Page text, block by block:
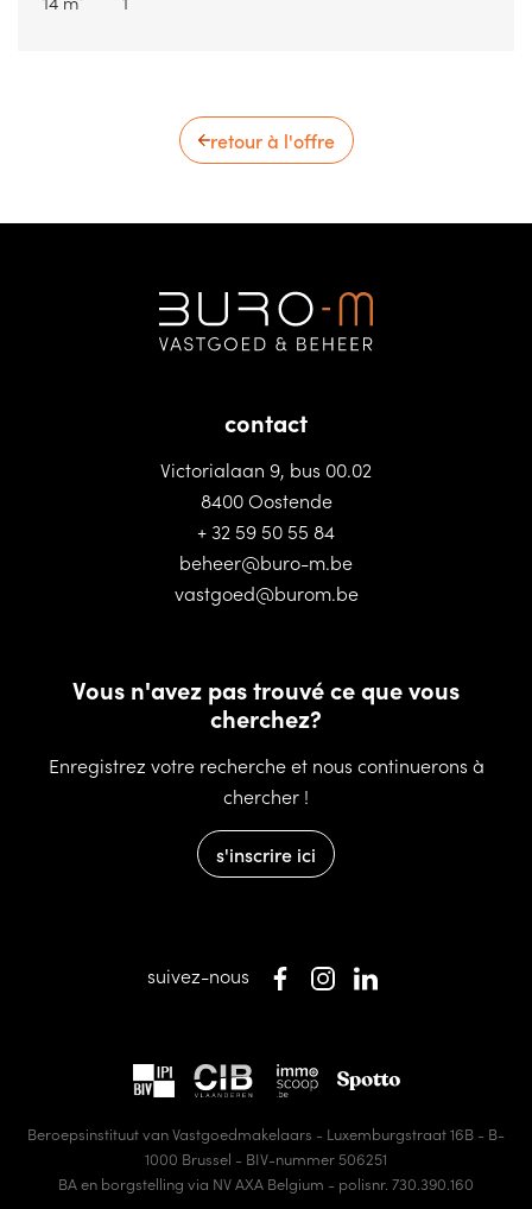
retour à l'offre
contact
Victorialaan 9, bus 00.02
8400 Oostende
+ 32 59 50 55 84
beheer@buro-m.be
vastgoed@burom.be
Vous n'avez pas trouvé ce que vous
cherchez?
Enregistrez votre recherche et nous continuerons à
chercher !
s'inscrire ici
Beroepsinstituut van Vastgoedmakelaars - Luxemburgstraat 16B - B-
1000 Brussel - BIV-nummer 506251
BA en borgstelling via NV AXA Belgium - polisnr. 730.390.160
suivez-nous